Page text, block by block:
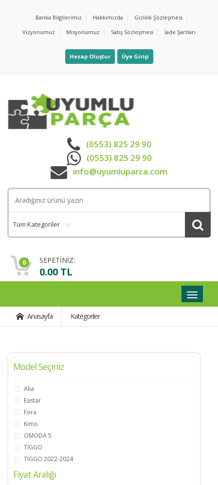
Banka Bilgilerimiz Hakkımızda
Gizlilik Şözleşmesi
Vizyonumuz
Misyonumuz Satış Sözleşmesi İade Şartları
Hesap Oluştur Üye Girişi
(0553) 825 29 90
(0553) 825 29 90
info@uyumluparca.com
Tüm Kategoriler
0 SEPETİNİZ:
0.00 TL
Geçişli
Anasayfa
Kategoriler
Model Seçiniz
Alia
Eastar
Fora
Kimo
OMODA 5
TİGGO
TİGGO 2022-2024
Fiyat Aralığı